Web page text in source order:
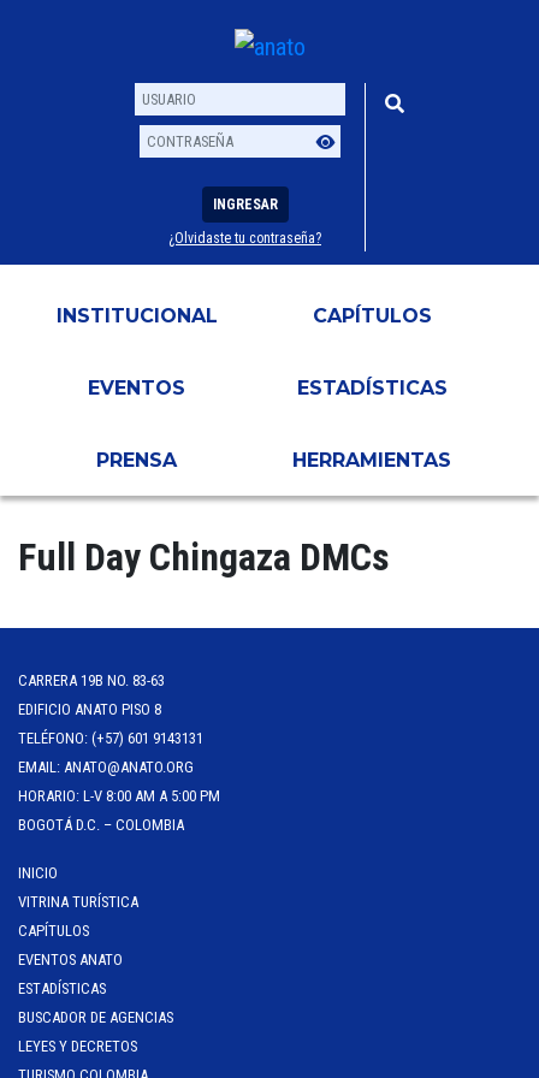
Usuario
Contraseña
INGRESAR
¿Olvidaste tu contraseña?
INSTITUCIONAL CAPÍTULOS
EVENTOS ESTADÍSTICAS
PRENSA HERRAMIENTAS
Full Day Chingaza DMCs
CARRERA 19B NO. 83-63
EDIFICIO ANATO PISO 8
TELÉFONO: (+57) 601 9143131
EMAIL: ANATO@ANATO.ORG
HORARIO: L-V 8:00 AM A 5:00 PM
BOGOTÁ D.C. – COLOMBIA
INICIO
VITRINA TURÍSTICA
CAPÍTULOS
EVENTOS ANATO
ESTADÍSTICAS
BUSCADOR DE AGENCIAS
LEYES Y DECRETOS